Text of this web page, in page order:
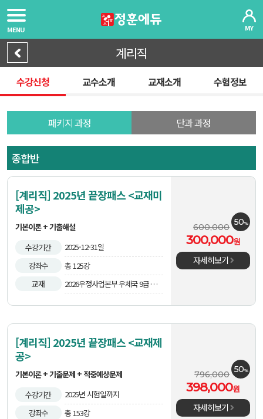
MENU MY
계리직
수강신청 교수소개 교재소개 수험정보
패키지 과정 단과 과정
종합반
[계리직] 2025년 끝장패스 <교재미
제공>
기본이론 + 기출해설
수강기간
2025-12-31일
강좌수
총 125강
교재
2026우정사업본부 우체국 9급 계리
직 공무원 기출문제집외 4권
600,000 50%
300,000원
자세히보기
[계리직] 2025년 끝장패스 <교재제
공>
기본이론 + 기출문제 + 적중예상문제
수강기간
2025년 시험일까지
강좌수
총 153강
796,000 50%
398,000원
자세히보기